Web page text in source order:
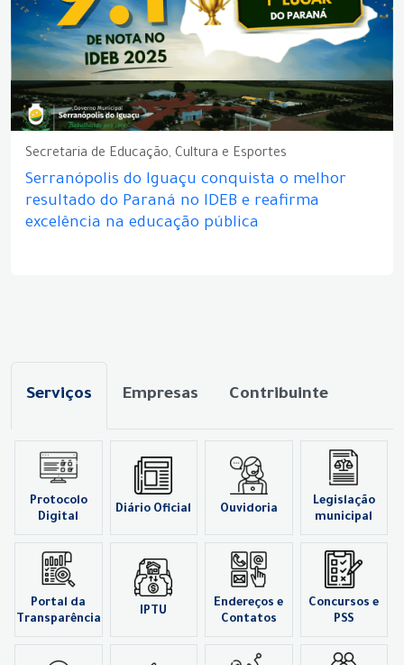
Secretaria de Educação, Cultura e Esportes
Serranópolis do Iguaçu conquista o melhor
resultado do Paraná no IDEB e reafirma
excelência na educação pública
Serviços Empresas Contribuinte
Protocolo
Digital
Diário Oficial Ouvidoria
Legislação
municipal
Portal da
Transparência
IPTU
Endereços e
Contatos
Concursos e
PSS